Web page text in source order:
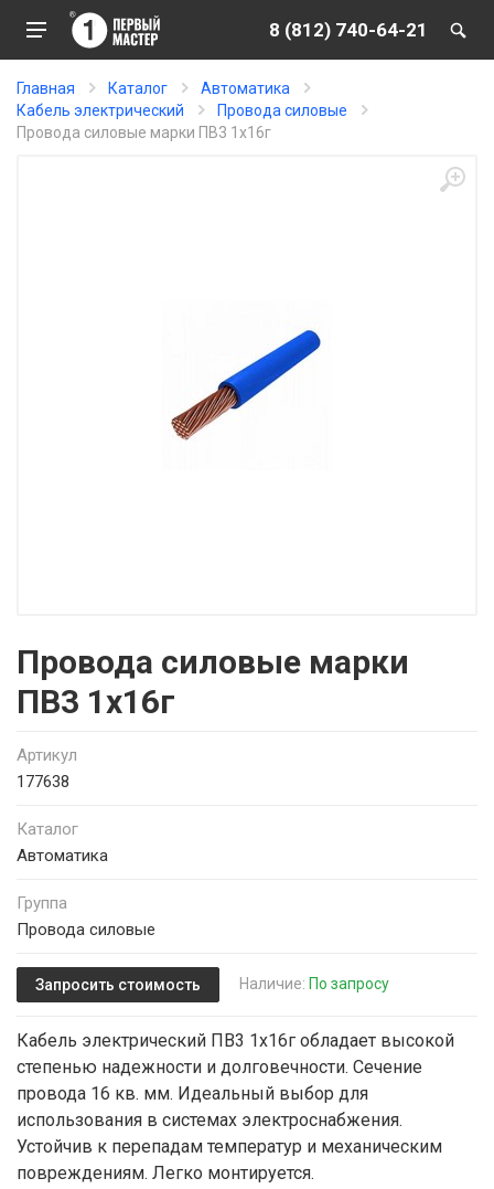
8 (812) 740-64-21
Главная Каталог
Автоматика
Кабель электрический
Провода силовые
Провода силовые марки ПВ3 1х16г
Провода силовые марки
ПВ3 1х16г
Артикул
177638
Каталог
Автоматика
Группа
Провода силовые
Запросить стоимость Наличие: По запросу
Кабель электрический ПВ3 1х16г обладает высокой
степенью надежности и долговечности. Сечение
провода 16 кв. мм. Идеальный выбор для
использования в системах электроснабжения.
Устойчив к перепадам температур и механическим
повреждениям. Легко монтируется.